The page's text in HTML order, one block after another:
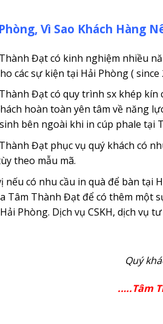
Vì Sao Khách Hàng
Đạt có kinh nghiệm nhiều
các sự kiện tại Hải Phòng ( since
Đạt có quy trình sx khép kín
hoàn toàn yên tâm về năng
bên ngoài khi in cúp phale tại
Đạt phục vụ quý khách có
theo mẫu mã.
nếu có nhu cầu in quà để bàn tại
Tâm Thành Đạt để có thêm một
Phòng. Dịch vụ CSKH, dịch vụ
Quý
.….Tâm